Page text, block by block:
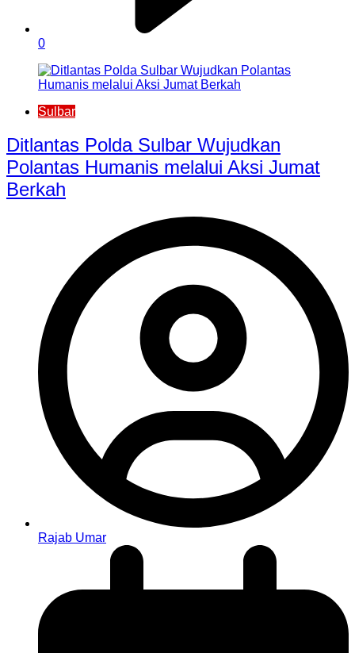
0
Sulbar
Ditlantas Polda Sulbar Wujudkan
Polantas Humanis melalui Aksi Jumat
Berkah
Rajab Umar